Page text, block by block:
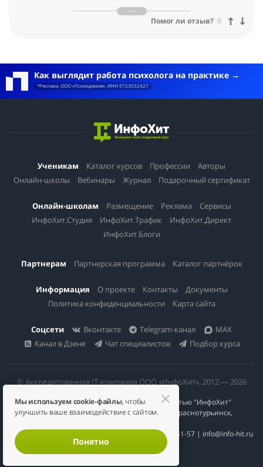
запись или наоборот ускорить её, что для меня очень важно.
Помог ли отзыв? 0
Как выглядит работа психолога на практике
*Реклама. ООО «Психодемия». ИНН 9723032427
Ученикам Каталог курсов Профессии
Авторы
Онлайн-школы
Вебинары Журнал Подарочный сертификат
Онлайн-школам Размещение Реклама
Сервисы
ИнфоХит.Студия
ИнфоХит.Трафик
ИнфоХит.Директ
ИнфоХит.Блоги
Партнерам Партнерская программа Каталог партнёрок
Информация О проекте Контакты
Документы
Политика конфиденциальности
Карта сайта
Соцсети Вконтакте Telegram-канал
MAX
Канал в Дзене
Чат специалистов Подбор курса
© Аккредитованная IT-компания ООО «ИнфоХит», 2012 — 2026
Общество с ограниченной ответственностью "ИнфоХит"
624446, Россия, Свердловская область, г. Краснотурьинск,
ИНН 6617023200 | КПП 661701001 | +7 984 888-51-57 | info@info-hit.ru
Мы используем cookie-файлы, чтобы
улучшить ваше взаимодействие с сайтом.
Понятно